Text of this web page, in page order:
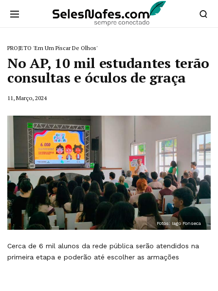
PROJETO 'Em Um Piscar De Olhos'
No AP, 10 mil estudantes terão
consultas e óculos de graça
11, Março, 2024
Fotos: Iago Fonseca
Cerca de 6 mil alunos da rede pública serão atendidos na
primeira etapa e poderão até escolher as armações